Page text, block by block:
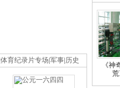
体育纪录片专场 军事 历史
《神